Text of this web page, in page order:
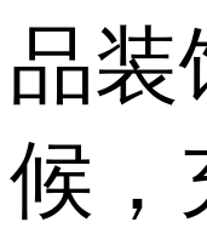
品装
候，